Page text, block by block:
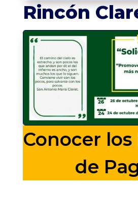
Rincón
Conocer
de